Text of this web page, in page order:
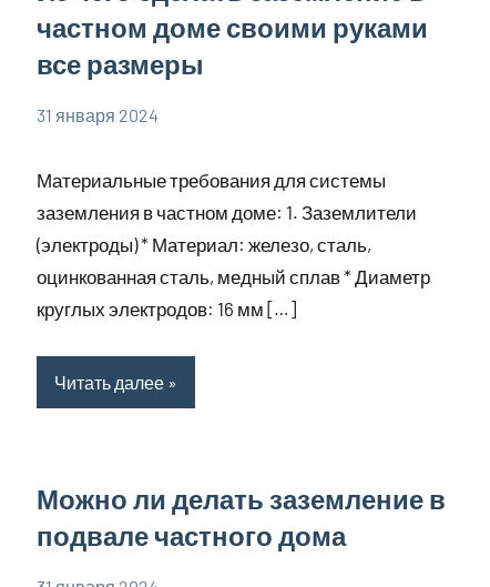
частном доме своими руками
все размеры
31 января 2024
phoenex_ru
Материальные требования для системы
заземления в частном доме: 1. Заземлители
(электроды) * Материал: железо, сталь,
оцинкованная сталь, медный сплав * Диаметр
круглых электродов: 16 мм […]
Читать далее
Можно ли делать заземление в
подвале частного дома